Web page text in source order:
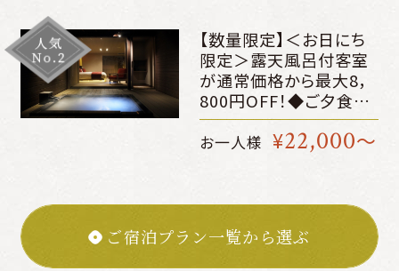
【数量限定】＜お日にち
限定＞露天風呂付客室
が通常価格から最大8，
800円OFF！◆ご夕食は
山形牛すき焼き～公式
HP限定 4400円OFF＋
お一人様 ¥22,000～
ご宿泊プラン一覧から選ぶ